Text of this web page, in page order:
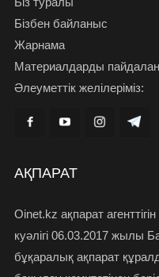
Бізбен байланыс
Жарнама
Материалдарды
Әлеуметтік желілеріміз:
АҚПАРАТ
Oinet.kz ақпарат
куәлігі 06.03.2017 жылы
бұқаралық ақпарат